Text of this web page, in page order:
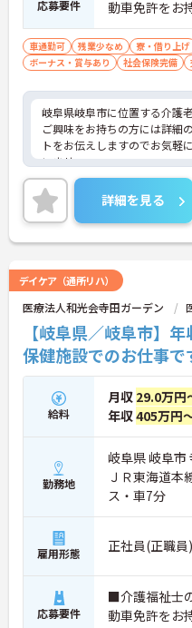
応募要件
動車免許をお
車通勤可 残業少なめ 寮・借り上げ
ボーナス・賞与あり
社会保険完備
岐阜県岐阜市に位置する介護
ご興味をお持ちの方には詳細
トをお伝えしますのでお気軽
いませ。
詳細を見る
デイケア（通所リハ）
医療法人和光会寺田ガーデン
【岐阜県／岐阜市】
保健施設でのお仕事で
給料
月収 29.0万円
年収405万円
勤務地
岐阜県 岐阜市
ＪＲ東海道本
ス・車7分
雇用形態 正社員(正職員)
応募要件
■介護福祉士
動車免許をお